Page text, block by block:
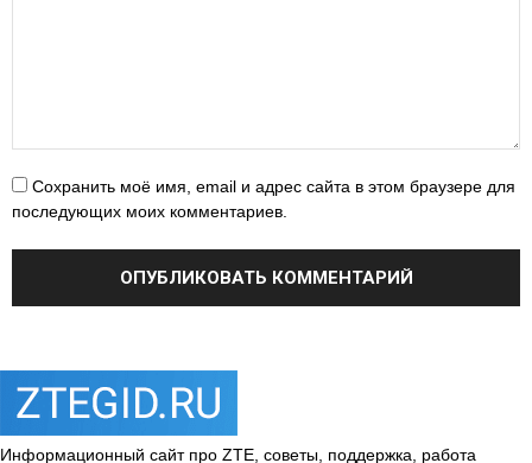
Сохранить моё имя, email и адрес сайта в этом браузере для
последующих моих комментариев.
Информационный сайт про ZTE, советы, поддержка, работа